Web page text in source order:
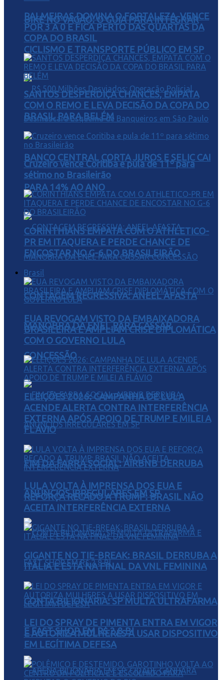
BIKE NO VAGÃO: O GUIA PARA INTEGRAR
CICLISMO E TRANSPORTE PÚBLICO EM SP
BANCO CENTRAL CORTA JUROS E SELIC CAI
PARA 14% AO ANO
CONTAGEM REGRESSIVA: ANEEL AFASTA
MANOBRA DA ENEL PARA CASSAR
CONCESSÃO
FIM DA FARRA SOCIAL: AIRBNB DERRUBA
ANÚNCIOS IRREGULARES EM SP
CONTA BILIONÁRIA: SP MULTA ULTRAFARMA
E FAST SHOP EM R$ 2,8 BI
PALMEIRAS DOMINA O FORTALEZA, VENCE
POR 3 A 0 E FICA PERTO DAS QUARTAS DA
COPA DO BRASIL
SANTOS DESPERDIÇA CHANCES, EMPATA
COM O REMO E LEVA DECISÃO DA COPA DO
BRASIL PARA BELÉM
Cruzeiro vence Coritiba e pula de 11º para
sétimo no Brasileirão
CORINTHIANS EMPATA COM O ATHLETICO-
PR EM ITAQUERA E PERDE CHANCE DE
ENCOSTAR NO G-6 DO BRASILEIRÃO
Brasil
EUA REVOGAM VISTO DA EMBAIXADORA
BRASILEIRA E AMPLIAM CRISE DIPLOMÁTICA
COM O GOVERNO LULA
ELEIÇÕES 2026: CAMPANHA DE LULA
ACENDE ALERTA CONTRA INTERFERÊNCIA
EXTERNA APÓS APOIO DE TRUMP E MILEI A
FLÁVIO
LULA VOLTA À IMPRENSA DOS EUA E
REFORÇA RECADO A TRUMP: BRASIL NÃO
ACEITA INTERFERÊNCIA EXTERNA
GIGANTE NO TIE-BREAK: BRASIL DERRUBA A
ITÁLIA E ESTÁ NA FINAL DA VNL FEMININA
LEI DO SPRAY DE PIMENTA ENTRA EM VIGOR
E AUTORIZA MULHERES A USAR DISPOSITIVO
EM LEGÍTIMA DEFESA